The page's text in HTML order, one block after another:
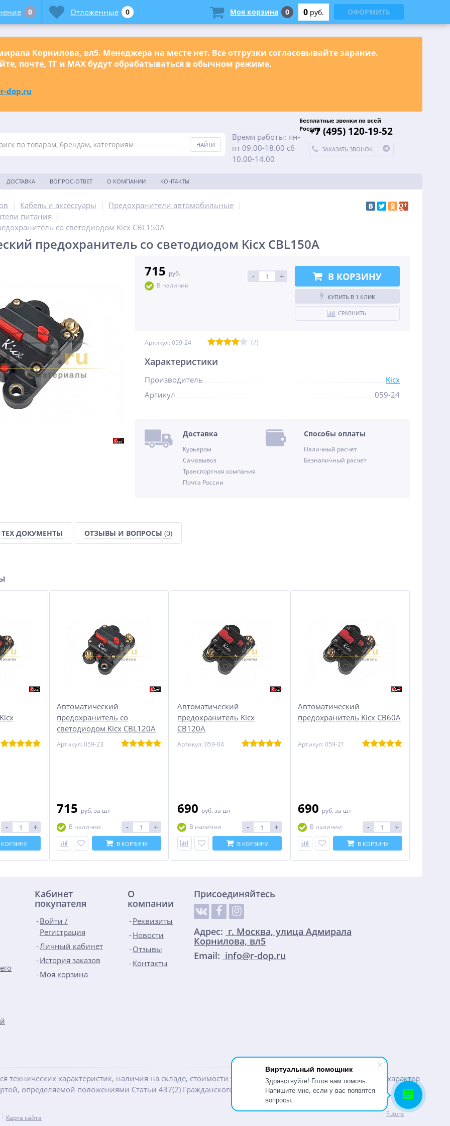
Виртуальный помощник
Здравствуйте! Готов вам помочь.
Напишите мне, если у вас появятся
вопросы.
Корнилова, вл5. Менеджера на месте нет. Все отгрузки согласовывайте зарание.
почте, ТГ и МАХ будут обрабатываться в обычном режиме.
dop.ru
Время работы: пн-
пт 09.00-18.00 сб
10.00-14.00
Бесплатные звонки по всей
России+7 (495) 120-19-52
ЗАКАЗАТЬ ЗВОНОК
ДОСТАВКА ВОПРОС-ОТВЕТ О КОМПАНИИ КОНТАКТЫ
Кабель и аксессуары Предохранители автомобильные
питания
со светодиодом Kicx CBL150A
предохранитель со светодиодом Kicx CBL150A
715 руб.
В наличии
- + В КОРЗИНУ
КУПИТЬ В 1 КЛИК
СРАВНИТЬ
Артикул: 059-24 (2)
Характеристики
Производитель
Kicx
Артикул
059-24
Доставка
Курьером
Самовывоз
Транспортная компания
Почта России
Способы оплаты
Наличный расчет
Безналичный расчет
ТЕХ ДОКУМЕНТЫ ОТЗЫВЫ И ВОПРОСЫ (0)
- +
КОРЗИНУ
Автоматический
предохранитель со
светодиодом Kicx CBL120A
Артикул: 059-23
715 руб. за шт
В наличии
- +
В КОРЗИНУ
Автоматический
предохранитель Kicx
CB120A
Артикул: 059-04
690 руб. за шт
В наличии
- +
В КОРЗИНУ
Автоматический
предохранитель Kicx CB60A
Артикул: 059-21
690 руб. за шт
В наличии
- +
В КОРЗИНУ
Кабинет
покупателя
Войти /
Регистрация
Личный кабинет
История заказов
Моя корзина
О
компании
Реквизиты
Новости
Отзывы
Контакты
Присоединяйтесь
Адрес: г. Москва, улица Адмирала
Корнилова, вл5
Email: info@r-dop.ru
технических характеристик, наличия на складе, стоимости товаров и услуг, носит информационный характер
определяемой положениями Статьи 437(2) Гражданского кодекса РФ.
Карта сайта Future
0 Отложенные 0 Моя корзина 0 0 руб. ОФОРМИТЬ